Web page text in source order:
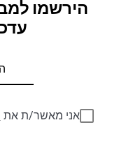
הירשמו
אני מאשר/ת את